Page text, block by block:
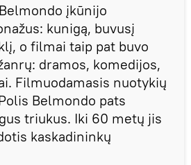
įkūnijo
kunigą, buvusį
o filmai taip pat buvo
dramos, komedijos,
Filmuodamasis nuotykių
Belmondo pats
triukus. Iki 60 metų jis
kaskadininkų